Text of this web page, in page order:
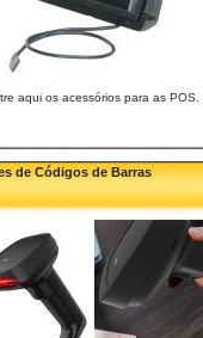
aqui os acessórios para as POS.
de Códigos de Barras